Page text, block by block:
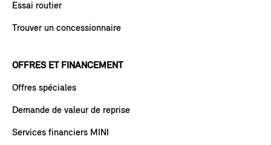
Essai routier
Trouver un concessionnaire
OFFRES ET FINANCEMENT
Offres spéciales
Demande de valeur de reprise
Services financiers MINI